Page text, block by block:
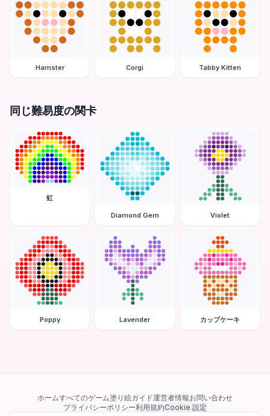
Hamster Corgi Tabby Kitten
同じ難易度の関卡
虹
Diamond Gem Violet
Poppy Lavender カップケーキ
ホームすべてのゲーム塗り絵ガイド運営者情報お問い合わせ
プライバシーポリシー利用規約Cookie 設定